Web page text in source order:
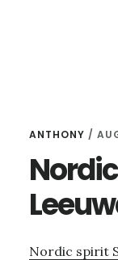
ANTHONY /
Nordic spirit